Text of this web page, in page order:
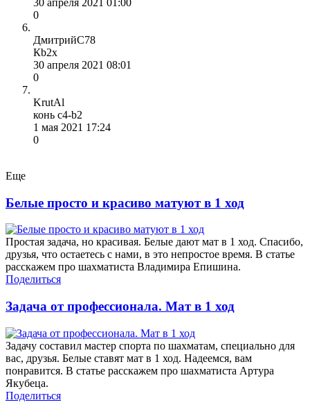
0
ДмитрийС78
Кb2x
30 апреля 2021 08:01
0
KrutAl
конь c4-b2
1 мая 2021 17:24
0
Еще
Белые просто и красиво матуют в 1 ход
Простая задача, но красивая. Белые дают мат в 1 ход. Спасибо,
друзья, что остаетесь с нами, в это непростое время. В статье
расскажем про шахматиста Владимира Епишина.
Поделиться
Задача от профессионала. Мат в 1 ход
Задачу составил мастер спорта по шахматам, специально для
вас, друзья. Белые ставят мат в 1 ход. Надеемся, вам
понравится. В статье расскажем про шахматиста Артура
Якубеца.
Поделиться